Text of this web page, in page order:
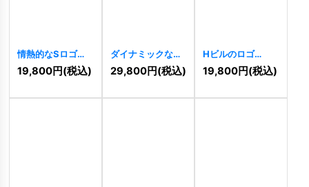
情熱的なSロゴ
[7364]
19,800円(税込)
ダイナミックな建
物のロゴ赤と金の
NN建物のロゴ
29,800円(税込)
Hビルのロゴ
[7169]
19,800円(税込)